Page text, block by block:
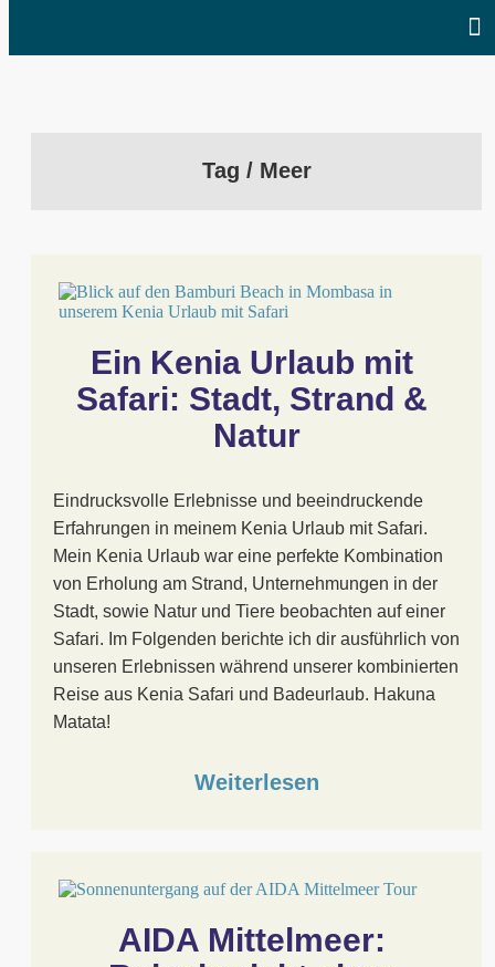
Tag / Meer
Ein Kenia Urlaub mit
Safari: Stadt, Strand &
Natur
Eindrucksvolle Erlebnisse und beeindruckende
Erfahrungen in meinem Kenia Urlaub mit Safari.
Mein Kenia Urlaub war eine perfekte Kombination
von Erholung am Strand, Unternehmungen in der
Stadt, sowie Natur und Tiere beobachten auf einer
Safari. Im Folgenden berichte ich dir ausführlich von
unseren Erlebnissen während unserer kombinierten
Reise aus Kenia Safari und Badeurlaub. Hakuna
Matata!
Weiterlesen
AIDA Mittelmeer: